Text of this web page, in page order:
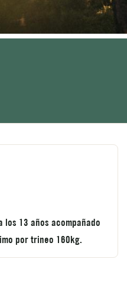
los 13 años acompañado
por trineo 160kg.